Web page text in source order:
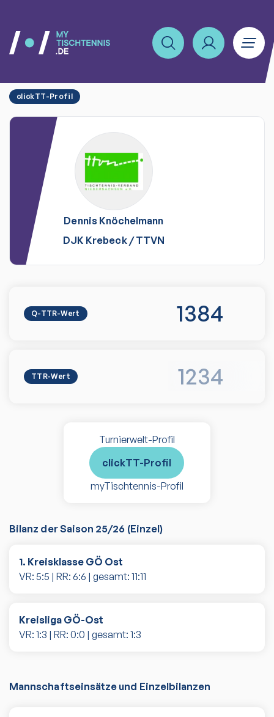
clickTT-Profil
Dennis Knöchelmann
DJK Krebeck/TTVN
Q-TTR-Wert 1384
TTR-Wert 1234
Turnierwelt-Profil
clickTT-Profil
myTischtennis-Profil
Bilanz der Saison 25/26 (Einzel)
1. Kreisklasse GÖ Ost
VR: 5:5 | RR: 6:6 | gesamt: 11:11
Kreisliga GÖ-Ost
VR: 1:3 | RR: 0:0 | gesamt: 1:3
Mannschaftseinsätze und Einzelbilanzen